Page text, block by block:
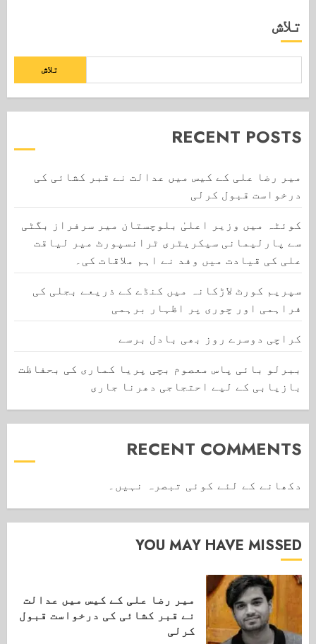
تلاش
تلاش
RECENT POSTS
میر رضا علی کے کیس میں عدالت نے قبر کشائی کی
درخواست قبول کرلی
کوئٹہ میں وزیر اعلیٰ بلوچستان میر سرفراز بگٹی
سے پارلیمانی سیکریٹری ٹرانسپورٹ میر لیاقت
علی کی قیادت میں وفد نے اہم ملاقات کی۔
سپریم کورٹ لاڑکانہ میں کنڈے کے ذریعے بجلی کی
فراہمی اور چوری پر اظہار برہمی
کراچی دوسرے روز بھی بادل برسے
ببرلو بائی پاس معصوم بچی پریا کماری کی بحفاظت
بازیابی کے لیے احتجاجی دھرنا جاری
RECENT COMMENTS
دکھانے کے لئے کوئی تبصرہ نہیں۔
YOU MAY HAVE MISSED
میر رضا علی کے کیس میں عدالت
نے قبر کشائی کی درخواست قبول
کرلی